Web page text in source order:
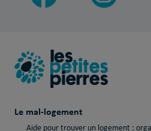
Le mal-logement
Aide pour trouver un logement :